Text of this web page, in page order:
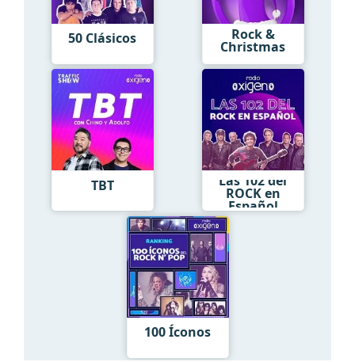
50 Clásicos Rock &
Christmas
TBT Las 102 del
ROCK en
Español
100 Íconos